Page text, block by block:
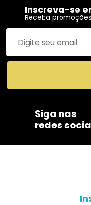
Inscreva-se
Receba
Siga nas
redes